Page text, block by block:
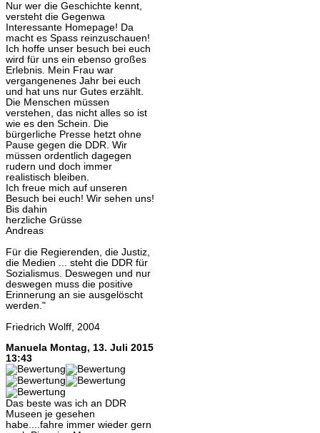
Nur wer die Geschichte kennt,
versteht die Gegenwa
Interessante Homepage! Da
macht es Spass reinzuschauen!
Ich hoffe unser besuch bei euch
wird für uns ein ebenso großes
Erlebnis. Mein Frau war
vergangenenes Jahr bei euch
und hat uns nur Gutes erzählt.
Die Menschen müssen
verstehen, das nicht alles so ist
wie es den Schein. Die
bürgerliche Presse hetzt ohne
Pause gegen die DDR. Wir
müssen ordentlich dagegen
rudern und doch immer
realistisch bleiben.
Ich freue mich auf unseren
Besuch bei euch! Wir sehen uns!
Bis dahin
herzliche Grüsse
Andreas
Für die Regierenden, die Justiz,
die Medien ... steht die DDR für
Sozialismus. Deswegen und nur
deswegen muss die positive
Erinnerung an sie ausgelöscht
werden."
Friedrich Wolff, 2004
Manuela Montag, 13. Juli 2015
13:43
Das beste was ich an DDR
Museen je gesehen
habe....fahre immer wieder gern